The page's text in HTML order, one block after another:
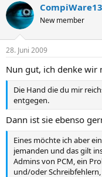
CompiWare13
New member
28. Juni 2009
Nun gut, ich denke wir
Die Hand die du mir
entgegen.
Dann ist sie ebenso
Eines möchte ich aber
jemanden und das gilt
Admins von PCM, ein
und/oder